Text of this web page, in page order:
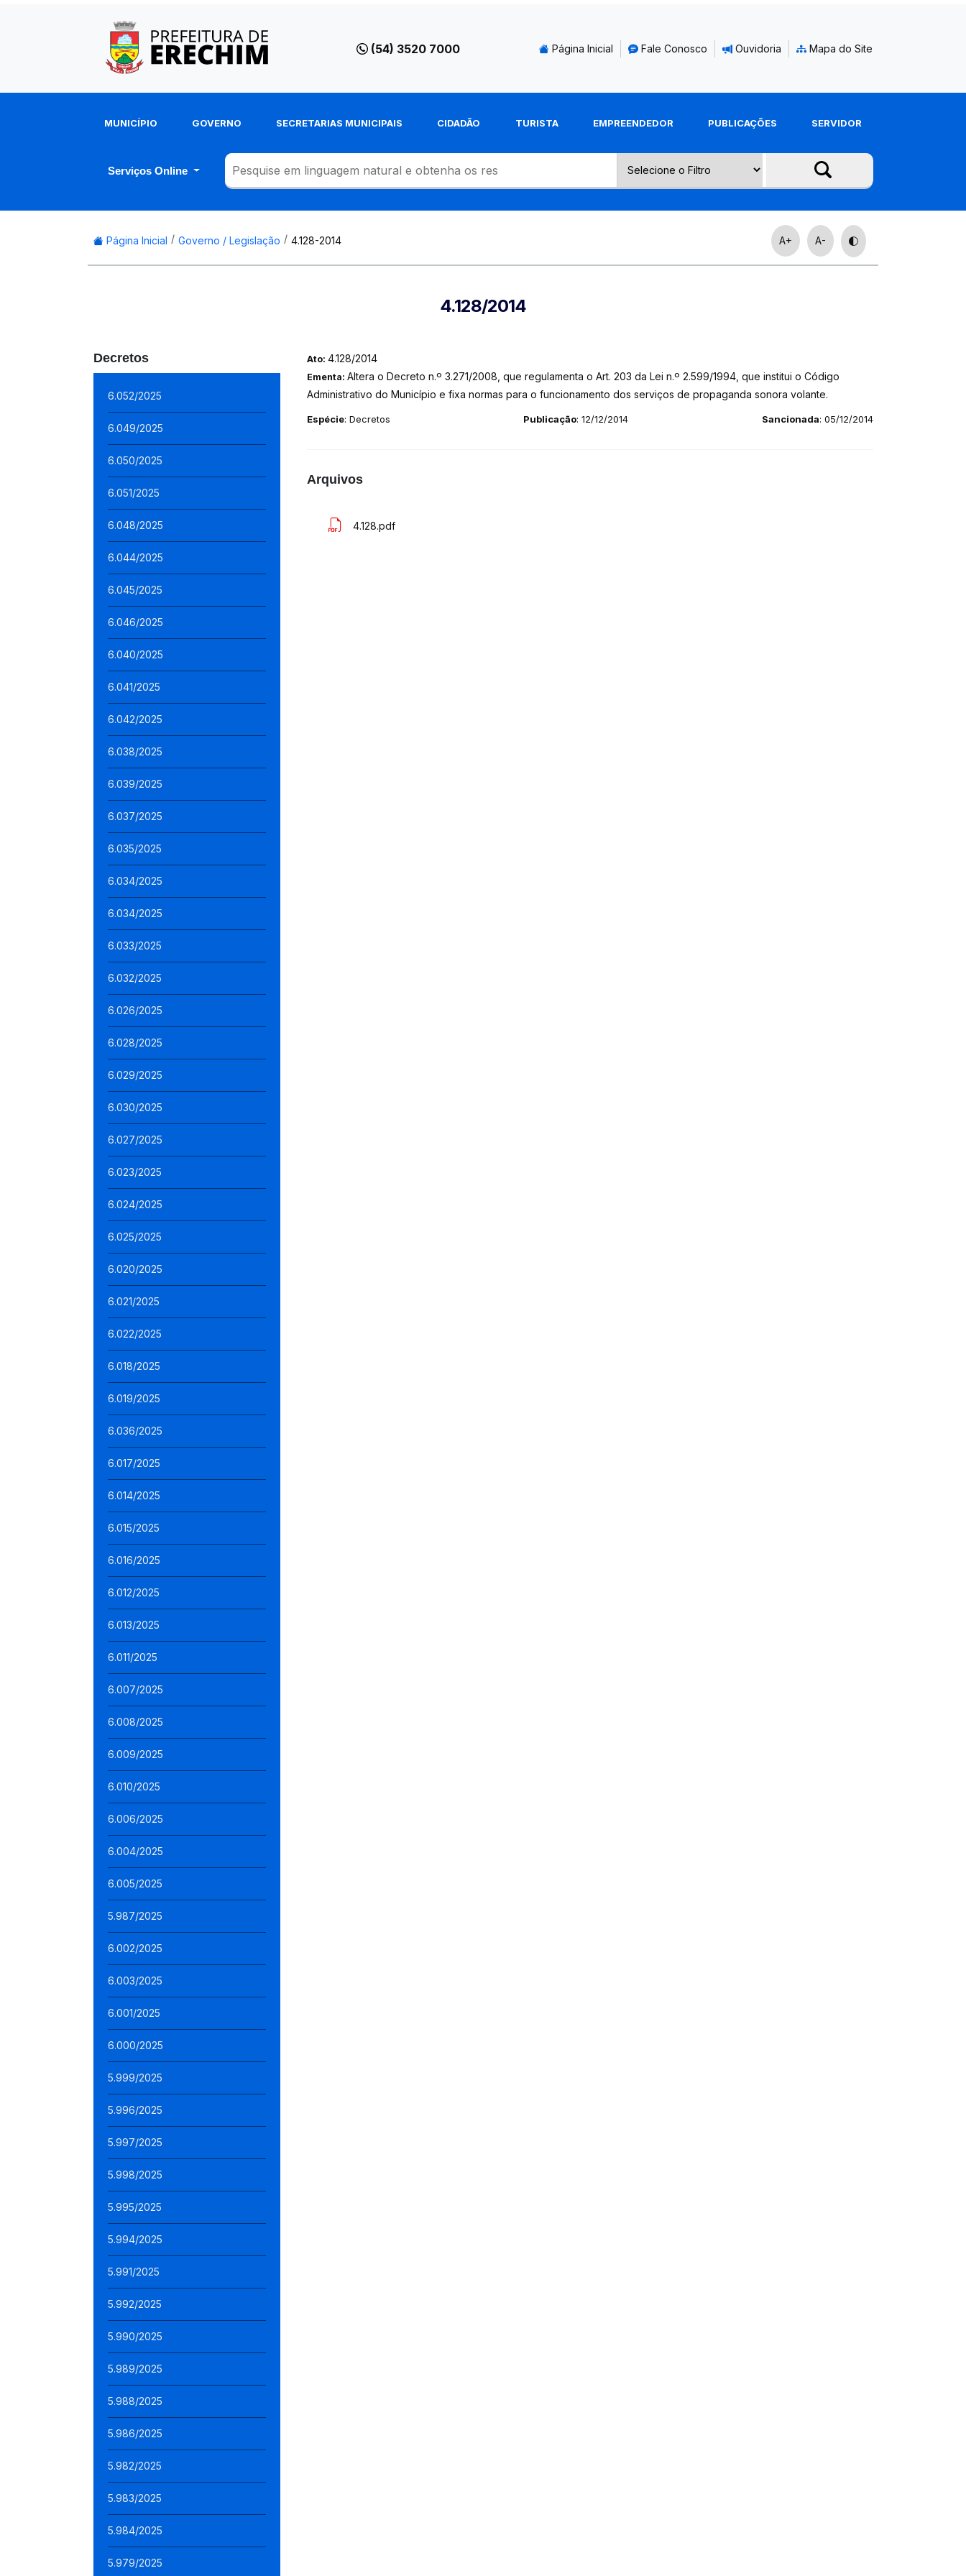
(54) 3520 7000 Página Inicial Fale Conosco Ouvidoria Mapa do Site
MUNICÍPIO GOVERNO SECRETARIAS MUNICIPAIS CIDADÃO TURISTA EMPREENDEDOR PUBLICAÇÕES SERVIDOR
Serviços Online
Página Inicial Governo / Legislação 4.128-2014 A+ A-
4.128/2014
Decretos
6.052/2025
6.049/2025
6.050/2025
6.051/2025
6.048/2025
6.044/2025
6.045/2025
6.046/2025
6.040/2025
6.041/2025
6.042/2025
6.038/2025
6.039/2025
6.037/2025
6.035/2025
6.034/2025
6.034/2025
6.033/2025
6.032/2025
6.026/2025
6.028/2025
6.029/2025
6.030/2025
6.027/2025
6.023/2025
6.024/2025
6.025/2025
6.020/2025
6.021/2025
6.022/2025
6.018/2025
6.019/2025
6.036/2025
6.017/2025
6.014/2025
6.015/2025
6.016/2025
6.012/2025
6.013/2025
6.011/2025
6.007/2025
6.008/2025
6.009/2025
6.010/2025
6.006/2025
6.004/2025
6.005/2025
5.987/2025
6.002/2025
6.003/2025
6.001/2025
6.000/2025
5.999/2025
5.996/2025
5.997/2025
5.998/2025
5.995/2025
5.994/2025
5.991/2025
5.992/2025
5.990/2025
5.989/2025
5.988/2025
5.986/2025
5.982/2025
5.983/2025
5.984/2025
5.979/2025
Ato: 4.128/2014
Ementa: Altera o Decreto n.º 3.271/2008, que regulamenta o Art. 203 da Lei n.º 2.599/1994, que institui o Código
Administrativo do Município e fixa normas para o funcionamento dos serviços de propaganda sonora volante.
Espécie: Decretos Publicação: 12/12/2014 Sancionada: 05/12/2014
Arquivos
4.128.pdf